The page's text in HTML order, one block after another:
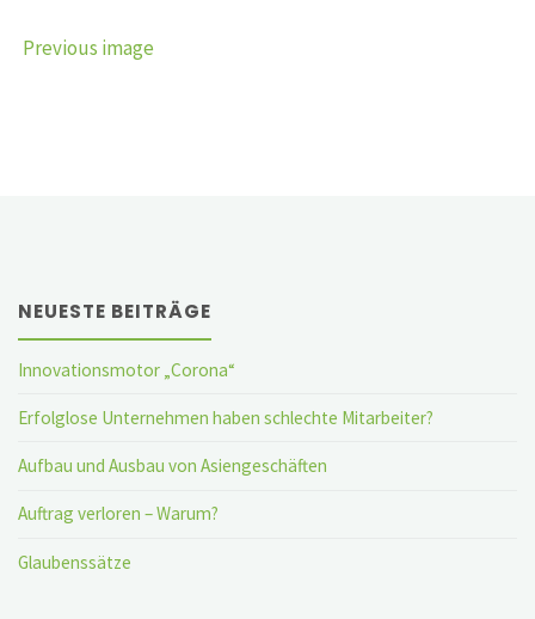
Previous image
NEUESTE BEITRÄGE
Innovationsmotor „Corona“
Erfolglose Unternehmen haben schlechte Mitarbeiter?
Aufbau und Ausbau von Asiengeschäften
Auftrag verloren – Warum?
Glaubenssätze